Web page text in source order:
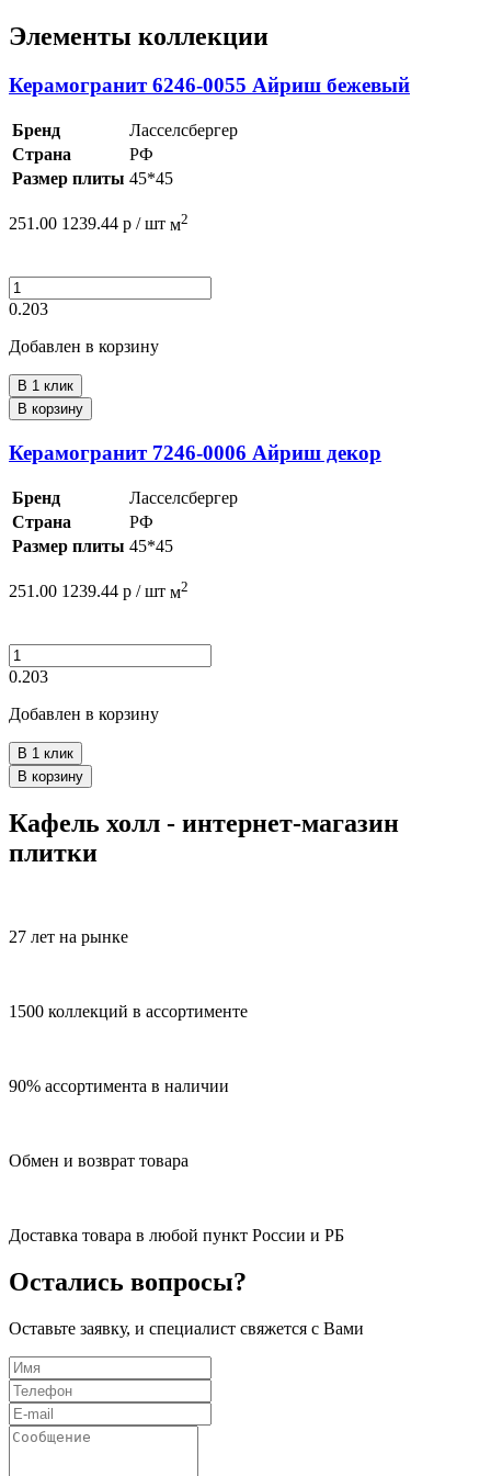
Элементы коллекции
Керамогранит 6246-0055 Айриш бежевый
Бренд
Ласселсбергер
Страна
РФ
Размер плиты 45*45
251.00 1239.44 р / шт м2
0.203
Добавлен в корзину
В 1 клик
В корзину
Керамогранит 7246-0006 Айриш декор
Бренд
Ласселсбергер
Страна
РФ
Размер плиты 45*45
251.00 1239.44 р / шт м2
0.203
Добавлен в корзину
В 1 клик
В корзину
Кафель холл - интернет-магазин
плитки
27 лет на рынке
1500 коллекций в ассортименте
90% ассортимента в наличии
Обмен и возврат товара
Доставка товара в любой пункт России и РБ
Остались вопросы?
Оставьте заявку, и специалист свяжется с Вами